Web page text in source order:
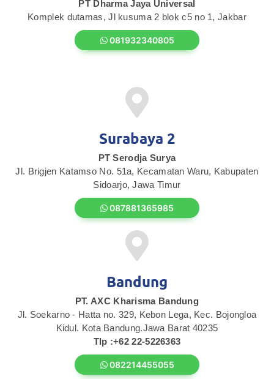
PT Dharma Jaya Universal
Komplek dutamas, Jl kusuma 2 blok c5 no 1, Jakbar
081932340805
Surabaya 2
PT Serodja Surya
Jl. Brigjen Katamso No. 51a, Kecamatan Waru, Kabupaten
Sidoarjo, Jawa Timur
087881365985
Bandung
PT. AXC Kharisma Bandung
Jl. Soekarno - Hatta no. 329, Kebon Lega, Kec. Bojongloa
Kidul. Kota Bandung.Jawa Barat 40235
Tlp :+62 22-5226363
082214455055